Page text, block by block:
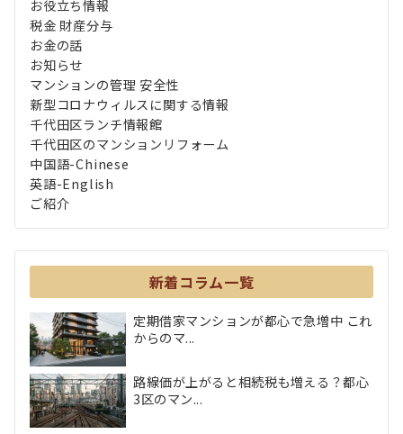
お役立ち情報
税金 財産分与
お金の話
お知らせ
マンションの管理 安全性
新型コロナウィルスに関する情報
千代田区ランチ情報館
千代田区のマンションリフォーム
中国語-Chinese
英語-English
ご紹介
新着コラム一覧
定期借家マンションが都心で急増中 これ
からのマ...
路線価が上がると相続税も増える？都心
3区のマン...